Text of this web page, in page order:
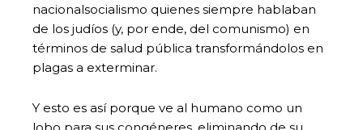
nacionalsocialismo quienes siempre hablaban
de los judíos (y, por ende, del comunismo) en
términos de salud pública transformándolos en
plagas a exterminar.
Y esto es así porque ve al humano como un